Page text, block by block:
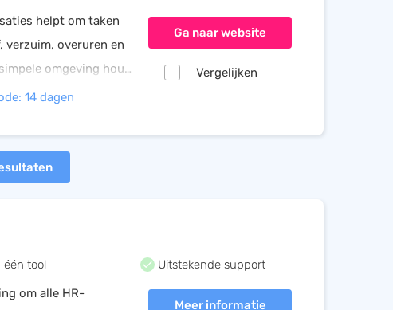
helpt om taken
verzuim, overuren en
omgeving hou
je tijd.
14 dagen
Ga naar website
Vergelijken
tool
Uitstekende support
om alle HR-
Meer informatie